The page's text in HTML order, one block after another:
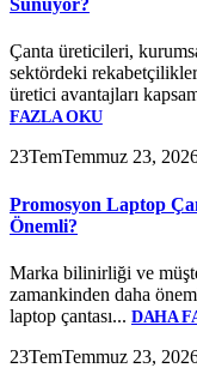
Sunuyor?
Çanta üreticileri,
sektördeki
üretici avantajları
FAZLA OKU
23TemTemmuz 23,
Promosyon Laptop
Önemli?
Marka bilinirliği ve
zamankinden daha
laptop çantası... DAHA
23TemTemmuz 23,